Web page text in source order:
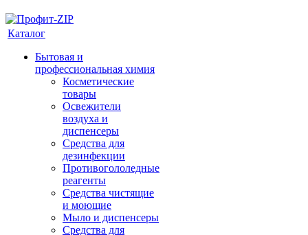
Каталог
Бытовая и
профессиональная химия
Косметические
товары
Освежители
воздуха и
диспенсеры
Средства для
дезинфекции
Противогололедные
реагенты
Средства чистящие
и моющие
Мыло и диспенсеры
Средства для